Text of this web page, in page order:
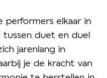
elkaar in
duet en duel
jarenlang in
je de kracht van